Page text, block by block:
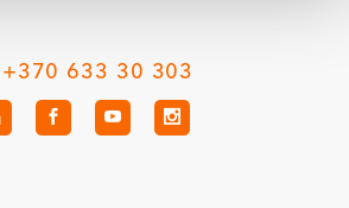
+370 633 30 303